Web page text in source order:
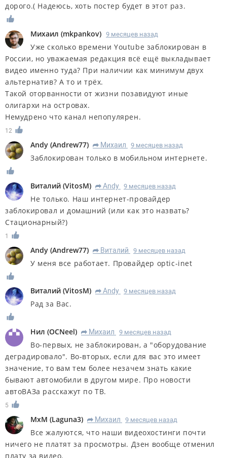
дорого.( Надеюсь, хоть постер будет в этот раз.
Михаил (mkpankov) 9 месяцев назад
Уже сколько времени Youtube заблокирован в
России, но уважаемая редакция всё ещё выкладывает
видео именно туда? При наличии как минимум двух
альтернатив? А то и трёх.
Такой оторванности от жизни позавидуют иные
олигархи на островах.
Немудрено что канал непопулярен.
12
Andy (Andrew77) R Михаил 9 месяцев назад
Заблокирован только в мобильном интернете.
Виталий (VitosM) R Andy 9 месяцев назад
Не только. Наш интернет-провайдер
заблокировал и домашний (или как это назвать?
Стационарный?)
1
Andy (Andrew77) R Виталий 9 месяцев назад
У меня все работает. Провайдер optic-inet
Виталий (VitosM) R Andy 9 месяцев назад
Рад за Вас.
Нил (OCNeel) R Михаил 9 месяцев назад
Во-первых, не заблокирован, а "оборудование
деградировало". Во-вторых, если для вас это имеет
значение, то вам тем более незачем знать какие
бывают автомобили в другом мире. Про новости
автоВАЗа расскажут по ТВ.
5
MxM (Laguna3) R Михаил 9 месяцев назад
Все жалуются, что наши видеохостинги почти
ничего не платят за просмотры. Дзен вообще отменил
плату за видео.